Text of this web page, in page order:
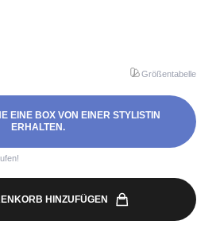
Größentabelle
EINE BOX VON EINER STYLISTIN
ERHALTEN.
HINZUFÜGEN